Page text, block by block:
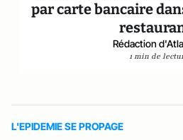
par carte bancaire
Rédaction
1 min de
L'EPIDEMIE SE PROPAGE